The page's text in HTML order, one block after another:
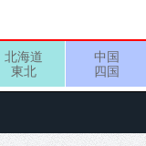
北海道
東北
中国
四国